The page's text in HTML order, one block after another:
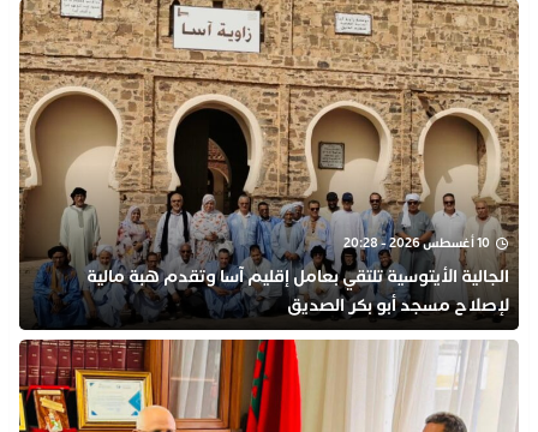
10 أغسطس 2026 - 20:28
الجالية الأيتوسية تلتقي بعامل إقليم آسا وتقدم هبة مالية
لإصلاح مسجد أبو بكر الصديق